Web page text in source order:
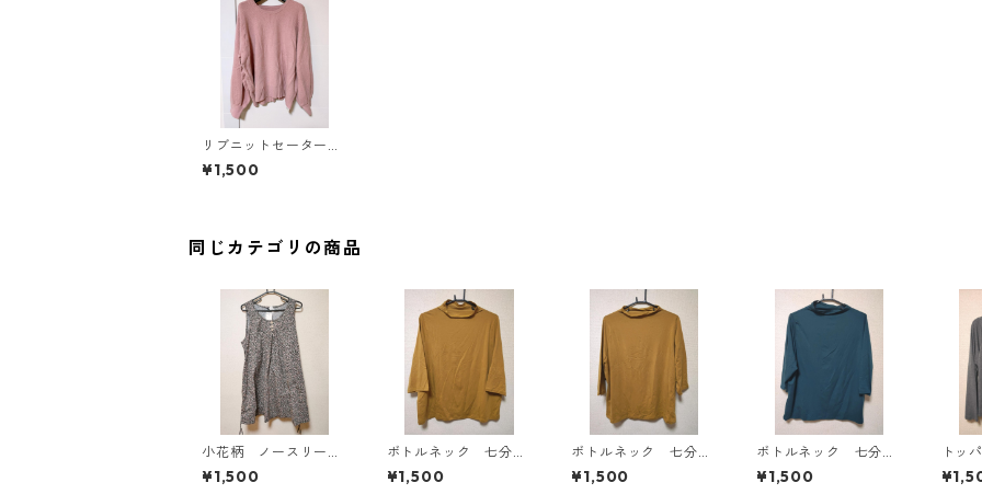
リブニットセーター
６Ｌ ピンク KAE-4
387
¥1,500
同じカテゴリの商品
小花柄 ノースリーブ
ワンピース ４Ｌ ブ
ラック KAE-4819
¥1,500
ボトルネック 七分袖
カットソー ４Ｌ マ
スタード KAE-4818
¥1,500
ボトルネック 七分袖
カットソー ４Ｌ マ
スタード KAE-4816
¥1,500
ボトルネック 七分袖
カットソー ４Ｌ テ
ィールグリーン KAE
¥1,500
トッ
ン
AE-